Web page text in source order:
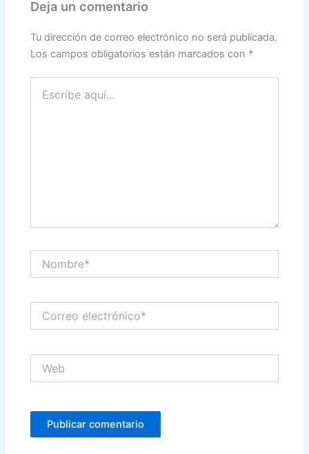
Deja un comentario
Tu dirección de correo electrónico no será publicada.
Los campos obligatorios están marcados con *
aquí...
electrónico*